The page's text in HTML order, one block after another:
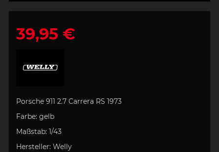
39,95 €
Porsche 911 2.7 Carrera RS 1973
Farbe: gelb
Maßstab: 1/43
Hersteller: Welly